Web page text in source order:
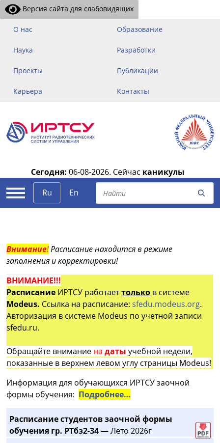
Версия сайта для слабовидящих
О нас Образование
Наука Разработки
Проекты Публикации
Карьера Контакты
Сегодня: 06-08-2026. Сейчас каникулы
Ru
En
Внимание!Расписание находится в режиме
заполнения и корректировки!
ВНИМАНИЕ!!!
Расписание ИРТСУ работаеттолько в системе
Modeus. Ссылка на расписание:sfedu.modeus.org.
Авторизация в системе Modeus по учетной записи
sfedu.ru.
Обращайте внимание на датыучебной недели,
показанные в верхнем левом углу страницы Modeus!
Информация для обучающихся ИРТСУ заочной
формы обучения: Подробнее…
Расписание студентов заочной формы
обучения гр. РТбз2-34 —Лето 2026г